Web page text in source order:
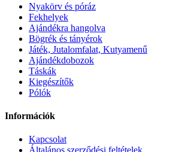
Nyakörv és póráz
Fekhelyek
Ajándékra hangolva
Bögrék és tányérok
Játék, Jutalomfalat, Kutyamenű
Ajándékdobozok
Táskák
Kiegészítők
Pólók
Információk
Kapcsolat